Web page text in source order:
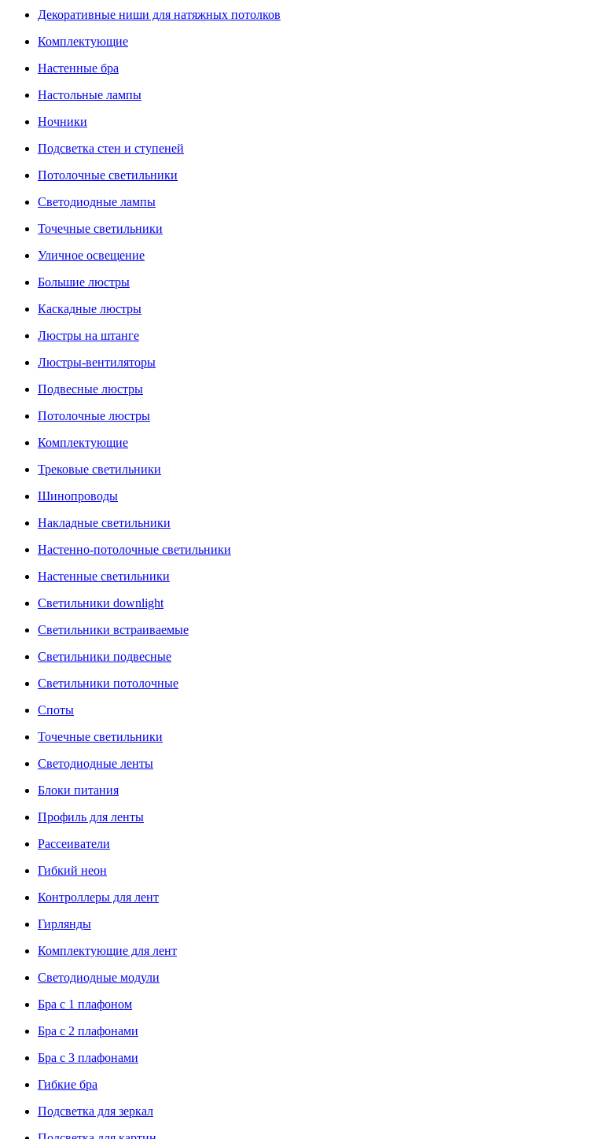
Декоративные ниши для натяжных потолков
Комплектующие
Настенные бра
Настольные лампы
Ночники
Подсветка стен и ступеней
Потолочные светильники
Светодиодные лампы
Точечные светильники
Уличное освещение
Большие люстры
Каскадные люстры
Люстры на штанге
Люстры-вентиляторы
Подвесные люстры
Потолочные люстры
Комплектующие
Трековые светильники
Шинопроводы
Накладные светильники
Настенно-потолочные светильники
Настенные светильники
Светильники downlight
Светильники встраиваемые
Светильники подвесные
Светильники потолочные
Споты
Точечные светильники
Светодиодные ленты
Блоки питания
Профиль для ленты
Рассеиватели
Гибкий неон
Контроллеры для лент
Гирлянды
Комплектующие для лент
Светодиодные модули
Бра с 1 плафоном
Бра с 2 плафонами
Бра с 3 плафонами
Гибкие бра
Подсветка для зеркал